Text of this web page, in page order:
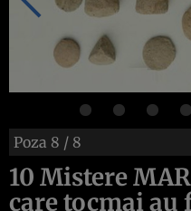
Poza 8 / 8
10 Mistere
care tocmai au